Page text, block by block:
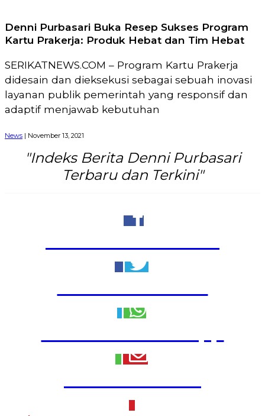
Denni Purbasari Buka Resep Sukses Program
Kartu Prakerja: Produk Hebat dan Tim Hebat
SERIKATNEWS.COM – Program Kartu Prakerja
didesain dan dieksekusi sebagai sebuah inovasi
layanan publik pemerintah yang responsif dan
adaptif menjawab kebutuhan
News | November 13, 2021
"Indeks Berita Denni Purbasari
Terbaru dan Terkini"